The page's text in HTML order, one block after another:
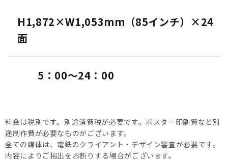
H1,872×W1,053mm（85インチ）×24
面
5：00〜24：00
料金は税別です。別途消費税が必要です。ポスター印刷費など別
途制作費が必要なものがございます。
全ての媒体は、電鉄のクライアント・デザイン審査が必要です。
内容によりご掲出をお断りする場合がございます。